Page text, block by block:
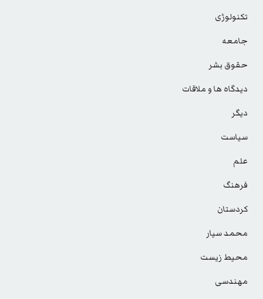
تکنولوژی
جامعه
حقوق بشر
دیدگاه ها و ملاقات
دیگر
سیاست
علم
فرهنگ
کردستان
محمد سیار
محیط زیست
مهندسی